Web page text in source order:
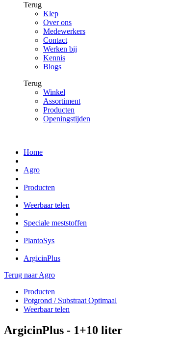
Terug
Klep
Over ons
Medewerkers
Contact
Werken bij
Kennis
Blogs
Terug
Winkel
Assortiment
Producten
Openingstijden
Home
Agro
Producten
Weerbaar telen
Speciale meststoffen
PlantoSys
ArgicinPlus
Terug naar Agro
Producten
Potgrond / Substraat Optimaal
Weerbaar telen
ArgicinPlus - 1+10 liter